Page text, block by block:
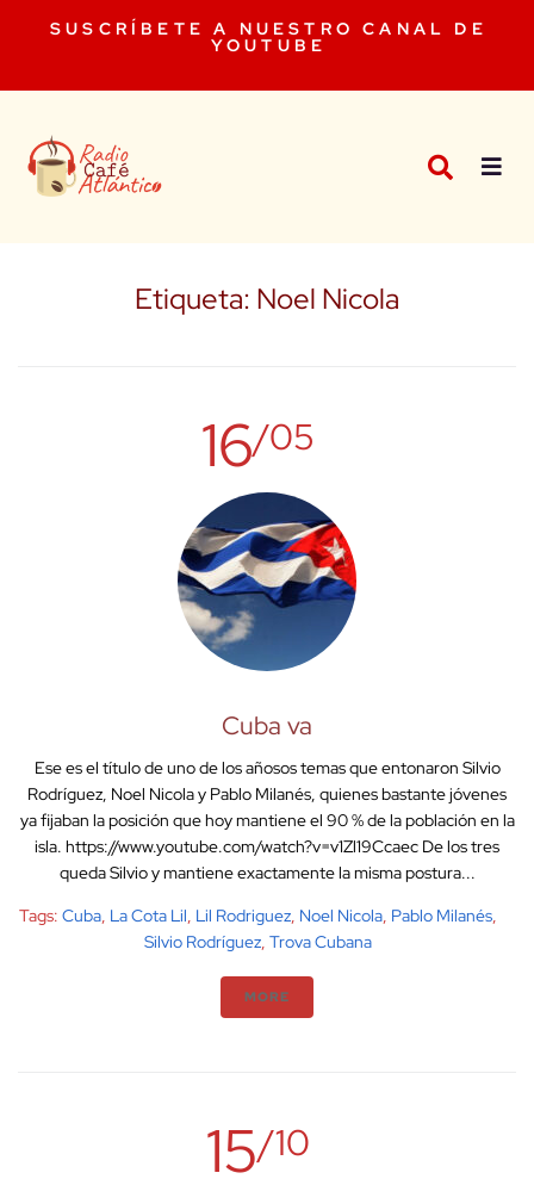
SUSCRÍBETE A NUESTRO CANAL DE
YOUTUBE
Etiqueta: Noel Nicola
16/05
Cuba va
Ese es el título de uno de los añosos temas que entonaron Silvio
Rodríguez, Noel Nicola y Pablo Milanés, quienes bastante jóvenes
ya fijaban la posición que hoy mantiene el 90 % de la población en la
isla. https://www.youtube.com/watch?v=v1Zl19Ccaec De los tres
queda Silvio y mantiene exactamente la misma postura...
Tags: Cuba, La Cota Lil, Lil Rodriguez, Noel Nicola, Pablo Milanés,
Silvio Rodríguez, Trova Cubana
MORE
15/10